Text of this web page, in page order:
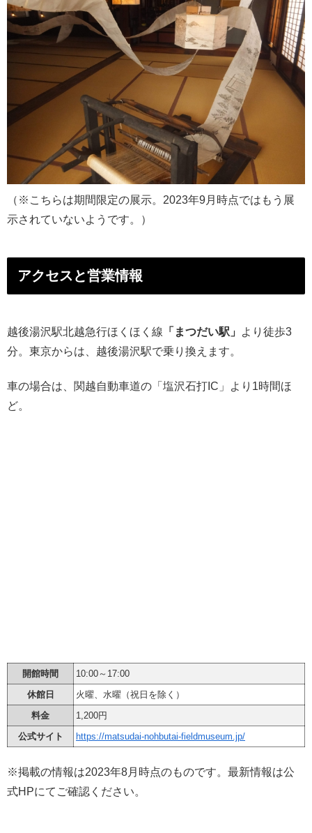
（※こちらは期間限定の展示。2023年9月時点ではもう展
示されていないようです。）
アクセスと営業情報
越後湯沢駅北越急行ほくほく線 「まつだい駅」
より徒歩3
分。東京からは、越後湯沢駅で乗り換えます。
車の場合は、関越自動車道の「塩沢石打IC」より1時間ほ
ど。
開館時間
10:00～17:00
休館日
火曜、水曜（祝日を除く）
料金
1,200円
公式サイト
https://matsudai-nohbutai-fieldmuseum.jp/
※掲載の情報は2023年8月時点のものです。最新情報は公
式HPにてご確認ください。